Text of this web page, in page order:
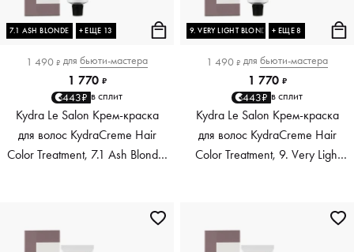
7.1 ASH BLONDE + ЕЩЕ 13
1 490 ₽ для бьюти-мастера
1 770 ₽
443₽ в сплит
Kydra Le Salon Крем-краска
для волос KydraCreme Hair
Color Treatment, 7.1 Ash Blonde,
9. VERY LIGHT BLONDE + ЕЩЕ 8
1 490 ₽ для бьюти-мастера
1 770 ₽
443₽ в сплит
Kydra Le Salon Крем-краска
для волос KydraCreme Hair
Color Treatment, 9. Very Light